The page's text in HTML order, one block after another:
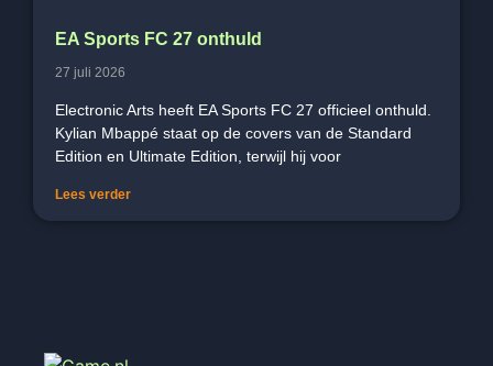
EA Sports FC 27 onthuld
27 juli 2026
Electronic Arts heeft EA Sports FC 27 officieel onthuld.
Kylian Mbappé staat op de covers van de Standard
Edition en Ultimate Edition, terwijl hij voor
Lees verder